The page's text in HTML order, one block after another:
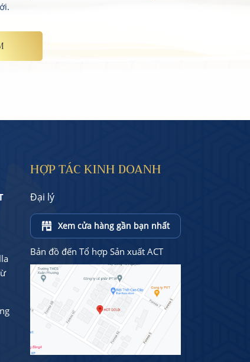
HỢP TÁC KINH DOANH
Đại lý
Xem cửa hàng gần bạn nhất
Bản đồ đến Tổ hợp Sản xuất ACT